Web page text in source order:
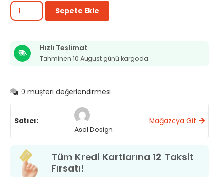
Kişiye
Özel
fiyonk
toka
adet
Sepete Ekle
Hızlı Teslimat
Tahminen 10 August günü kargoda.
0 müşteri değerlendirmesi
Satıcı:
Asel Design
Mağazaya Git
Tüm Kredi Kartlarına 12 Taksit
Fırsatı!